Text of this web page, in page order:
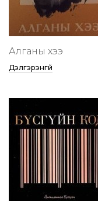
Алганы хээ
Дэлгэрэнгүй